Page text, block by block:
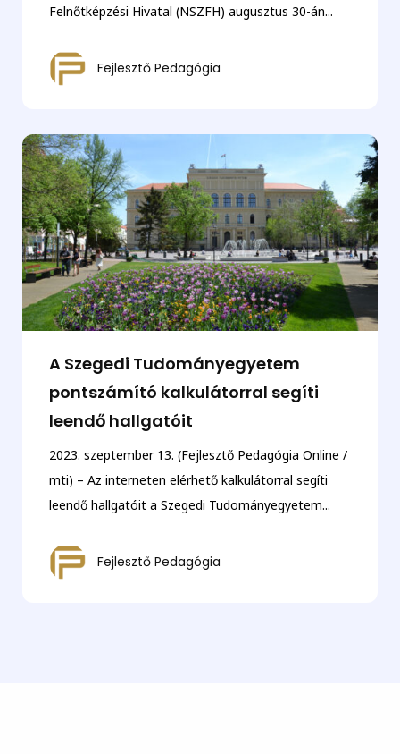
Felnőtképzési Hivatal (NSZFH) augusztus 30-án...
Fejlesztő Pedagógia
A Szegedi Tudományegyetem
pontszámító kalkulátorral segíti
leendő hallgatóit
2023. szeptember 13. (Fejlesztő Pedagógia Online /
mti) – Az interneten elérhető kalkulátorral segíti
leendő hallgatóit a Szegedi Tudományegyetem...
Fejlesztő Pedagógia